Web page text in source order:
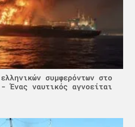
συμφερόντων στο
Ένας ναυτικός αγνοείται